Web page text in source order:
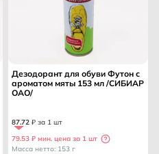
Дезодорант для обуви Футон с
ароматом мяты 153 мл /СИБИАР
ОАО/
87.72 ₽ за 1 шт
79.53 ₽ мин. цена за 1 шт
Масса нетто: 153 г